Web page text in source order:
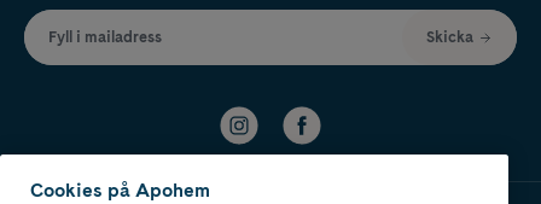
Fyll i mailadress Skicka
Cookies på Apohem